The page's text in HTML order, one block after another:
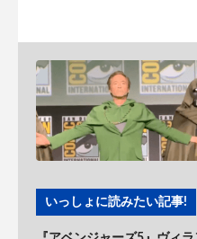
いっしょに読みたい記事!